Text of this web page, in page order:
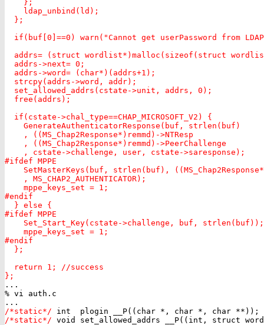
    };
    ldap_unbind(ld);
  };
if(buf[0]==0) warn("Cannot get userPassword from
addrs= (struct wordlist*)malloc(sizeof(struct
  addrs->next= 0;
  addrs->word= (char*)(addrs+1);
  strcpy(addrs->word, addr);
  set_allowed_addrs(cstate->unit, addrs, 0);
  free(addrs);
  if(cstate->chal_type==CHAP_MICROSOFT_V2) {
    GenerateAuthenticatorResponse(buf, strlen(buf)
    , ((MS_Chap2Response*)remmd)->NTResp
    , ((MS_Chap2Response*)remmd)->PeerChallenge
    , cstate->challenge, user, cstate->saresponse);
#ifdef MPPE
SetMasterKeys(buf, strlen(buf),
    , MS_CHAP2_AUTHENTICATOR);
    mppe_keys_set = 1;
#endif
  } else {
#ifdef MPPE
    Set_Start_Key(cstate->challenge, buf, strlen(buf));
    mppe_keys_set = 1;
#endif
  };
  return 1; //success
};
...
% vi auth.c
/*static*/
/*static*/ void set_allowed_addrs __P((int, struct